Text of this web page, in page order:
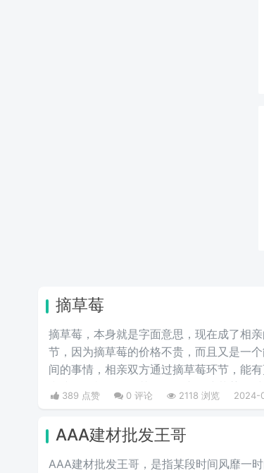
摘草莓
摘草莓，本身就是字面意思，现在成了相
节，因为摘草莓的价格不贵，而且又是一
间的事情，相亲双方通过摘草莓环节，能有
和接触的机会，尤其女性在蹲下摘草莓的时
维度看出女性的身材，看以后适不适合做女
华，所以现在不少人相亲时会安排上这一流
389 点赞 0 评论 2118 浏览 2024-
AAA建材批发王哥
AAA建材批发王哥，是指某段时间风靡一时